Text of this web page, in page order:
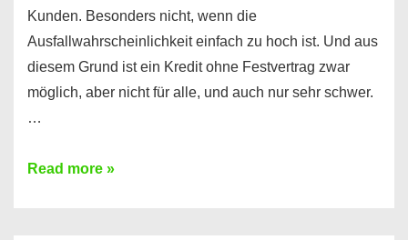
Kunden. Besonders nicht, wenn die
Ausfallwahrscheinlichkeit einfach zu hoch ist. Und aus
diesem Grund ist ein Kredit ohne Festvertrag zwar
möglich, aber nicht für alle, und auch nur sehr schwer.
…
Ist
Read more »